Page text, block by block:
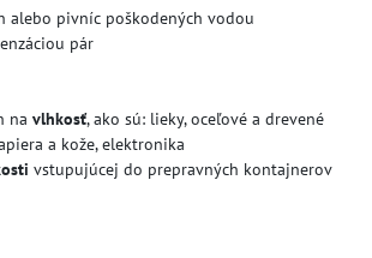
alebo pivníc poškodených vodou
pár
na vlhkosť, ako sú: lieky, oceľové a drevené
a kože, elektronika
vstupujúcej do prepravných kontajnerov